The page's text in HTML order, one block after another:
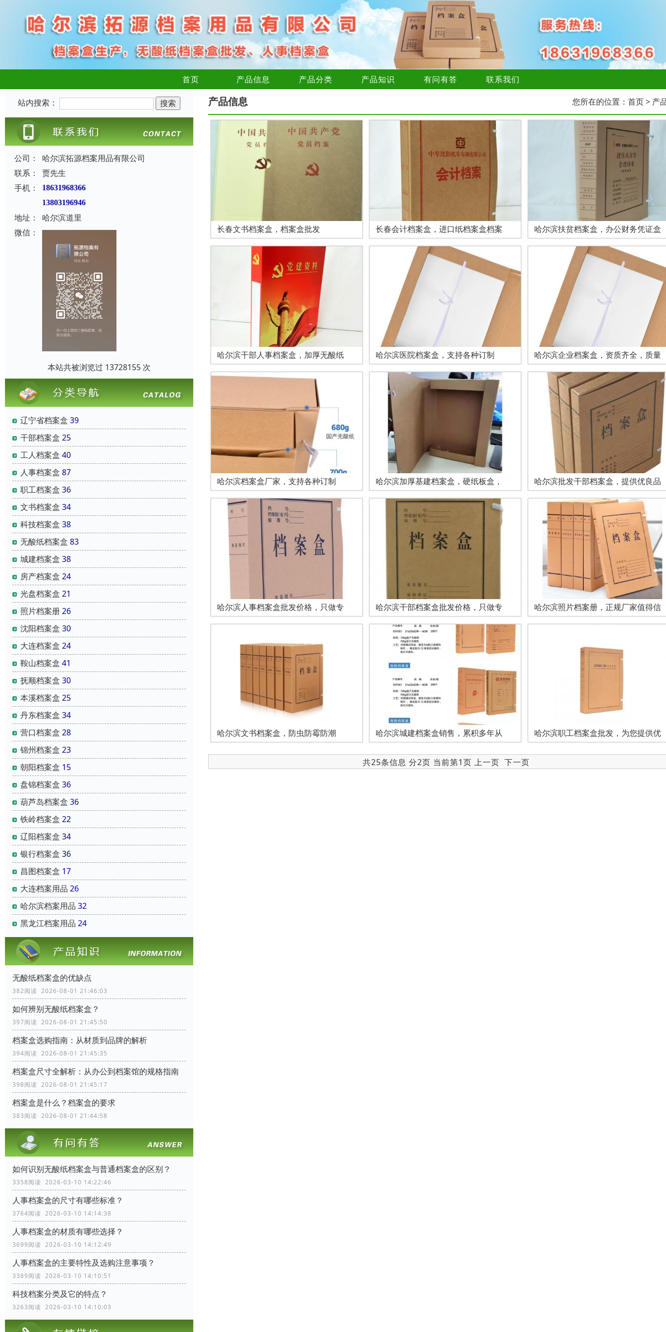
首页 产品信息 产品分类 产品知识 有问有答 联系我们
站内搜索：
公司：
哈尔滨拓源档案用品有限公司
联系：
贾先生
手机：
18631968366
13803196946
地址：
哈尔滨道里
微信：
本站共被浏览过 13728155 次
辽宁省档案盒 39
干部档案盒 25
工人档案盒 40
人事档案盒 87
职工档案盒 36
文书档案盒 34
科技档案盒 38
无酸纸档案盒 83
城建档案盒 38
房产档案盒 24
光盘档案盒 21
照片档案册26
沈阳档案盒 30
大连档案盒 24
鞍山档案盒 41
抚顺档案盒 30
本溪档案盒 25
丹东档案盒 34
营口档案盒 28
锦州档案盒 23
朝阳档案盒 15
盘锦档案盒 36
葫芦岛档案盒 36
铁岭档案盒 22
辽阳档案盒 34
银行档案盒 36
昌图档案盒 17
大连档案用品 26
哈尔滨档案用品 32
黑龙江档案用品 24
无酸纸档案盒的优缺点
382阅读 2026-08-01 21:46:03
如何辨别无酸纸档案盒？
397阅读 2026-08-01 21:45:50
档案盒选购指南：从材质到品牌的解析
394阅读 2026-08-01 21:45:35
档案盒尺寸全解析：从办公到档案馆的规格指南
398阅读 2026-08-01 21:45:17
档案盒是什么？档案盒的要求
383阅读 2026-08-01 21:44:58
如何识别无酸纸档案盒与普通档案盒的区别？
3358阅读 2026-03-10 14:22:46
人事档案盒的尺寸有哪些标准？
3764阅读 2026-03-10 14:14:38
人事档案盒的材质有哪些选择？
3699阅读 2026-03-10 14:12:49
人事档案盒的主要特性及选购注意事项？
3389阅读 2026-03-10 14:10:51
科技档案分类及它的特点？
3263阅读 2026-03-10 14:10:03
产品信息 您所在的位置： 首页> 产
长春文书档案盒，档案盒批发 长春会计档案盒，进口纸档案盒档案 哈尔滨扶贫档案盒，办公财务凭证盒
哈尔滨干部人事档案盒，加厚无酸纸 哈尔滨医院档案盒，支持各种订制 哈尔滨企业档案盒，资质齐全，质量
哈尔滨档案盒厂家，支持各种订制 哈尔滨加厚基建档案盒，硬纸板盒， 哈尔滨批发干部档案盒，提供优良品
哈尔滨人事档案盒批发价格，只做专 哈尔滨干部档案盒批发价格，只做专 哈尔滨照片档案册，正规厂家值得信
哈尔滨文书档案盒，防虫防霉防潮 哈尔滨城建档案盒销售，累积多年从 哈尔滨职工档案盒批发，为您提供优
共25条信息 分2页 当前第1页 上一页 下一页